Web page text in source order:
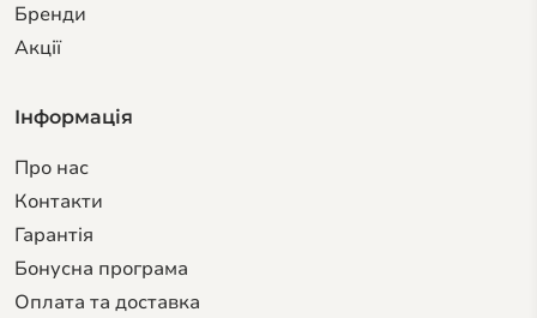
Бренди
Акції
Інформація
Про нас
Контакти
Гарантiя
Бонусна програма
Оплата та доставка